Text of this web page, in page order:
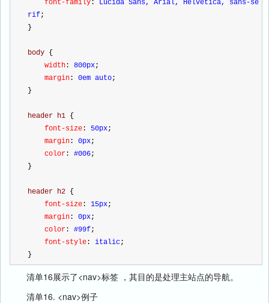
    font-family
:
Lucida Sans, Arial, Helvetica, sans-se
rif;
}
body {
    width
: 800px;
    margin
: 0em auto;
}
header h1 {
    font-size
: 50px;
    margin
: 0px;
    color
: #006;
}
header h2 {
    font-size
: 15px;
    margin
: 0px;
    color
: #99f;
    font-style
: italic;
}
清单16展示了<nav>标签 ，其目的是处理主站点的导航。
清单16. <nav>例子